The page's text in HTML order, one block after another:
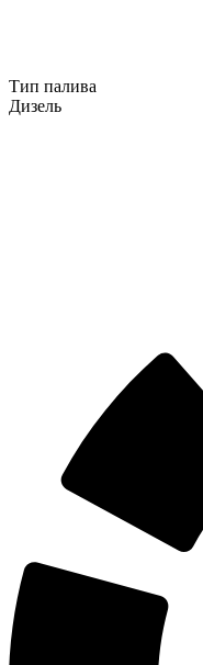
Тип палива
Дизель